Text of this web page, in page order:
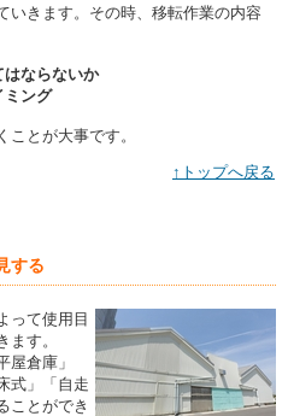
いきます。その時、移転作業の内容
はならないか
ミング
とが大事です。
↑トップへ戻る
する
って使用目
す。
屋倉庫」
式」「自走
ことができ